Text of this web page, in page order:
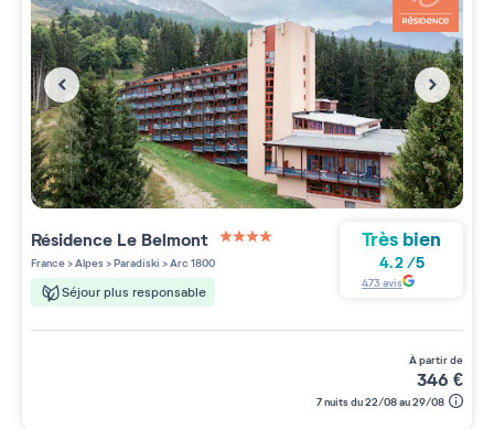
Résidence Le Belmont
France>Alpes>Paradiski >Arc 1800
Séjour plus responsable
Très bien
4.2/5
473avis
à partir de
346 €
7 nuits du 22/08 au 29/08